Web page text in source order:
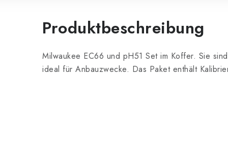
Produktbeschreibung
Milwaukee EC66 und pH51 Set im Koffer. Sie
ideal für Anbauzwecke. Das Paket enthält